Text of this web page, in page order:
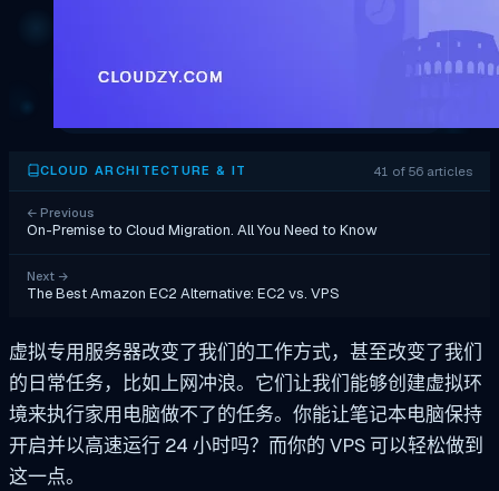
CLOUD ARCHITECTURE & IT 41 of 56 articles
← Previous
On-Premise to Cloud Migration. All You Need to Know
Next →
The Best Amazon EC2 Alternative: EC2 vs. VPS
虚拟专用服务器改变了我们的工作方式，甚至改变了我们
的日常任务，比如上网冲浪。它们让我们能够创建虚拟环
境来执行家用电脑做不了的任务。你能让笔记本电脑保持
开启并以高速运行 24 小时吗？而你的 VPS 可以轻松做到
这一点。